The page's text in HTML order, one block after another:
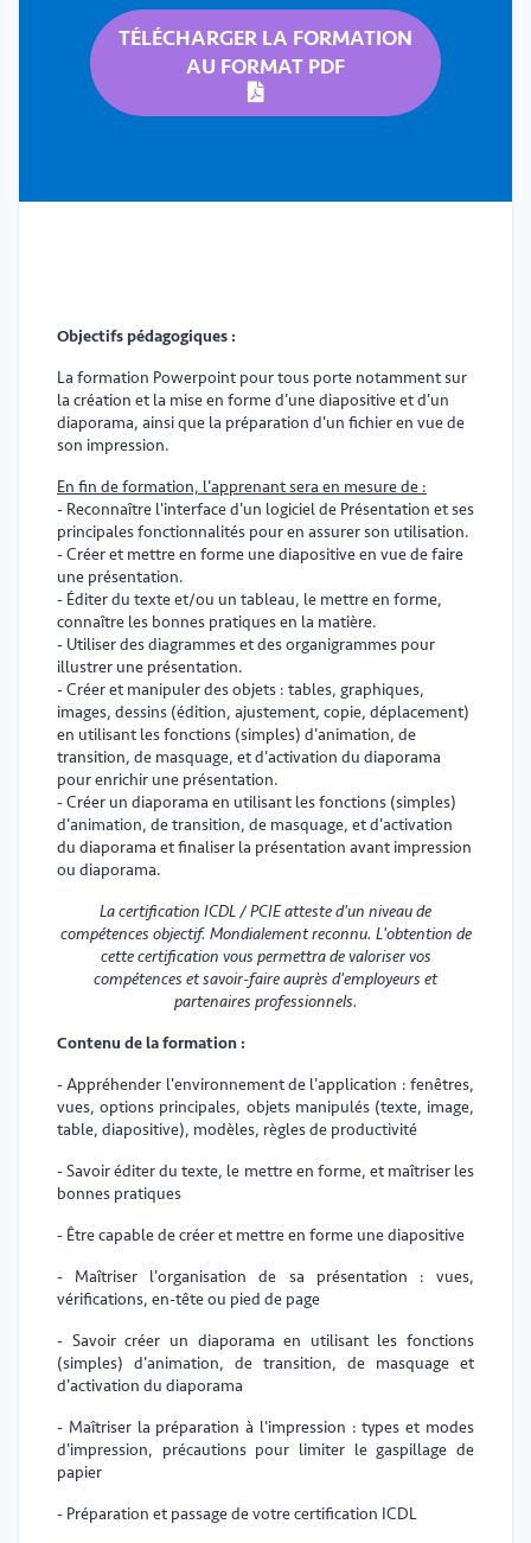
TÉLÉCHARGER LA FORMATION
AU FORMAT PDF
Objectifs pédagogiques :
La formation Powerpoint pour tous porte notamment sur
la création et la mise en forme d'une diapositive et d'un
diaporama, ainsi que la préparation d'un fichier en vue de
son impression.
En fin de formation, l'apprenant sera en mesure de :
- Reconnaître l'interface d'un logiciel de Présentation et ses
principales fonctionnalités pour en assurer son utilisation.
- Créer et mettre en forme une diapositive en vue de faire
une présentation.
- Éditer du texte et/ou un tableau, le mettre en forme,
connaître les bonnes pratiques en la matière.
- Utiliser des diagrammes et des organigrammes pour
illustrer une présentation.
- Créer et manipuler des objets : tables, graphiques,
images, dessins (édition, ajustement, copie, déplacement)
en utilisant les fonctions (simples) d'animation, de
transition, de masquage, et d'activation du diaporama
pour enrichir une présentation.
- Créer un diaporama en utilisant les fonctions (simples)
d'animation, de transition, de masquage, et d'activation
du diaporama et finaliser la présentation avant impression
ou diaporama.
La certification ICDL / PCIE atteste d'un niveau de
compétences objectif. Mondialement reconnu. L'obtention de
cette certification vous permettra de valoriser vos
compétences et savoir-faire auprès d'employeurs et
partenaires professionnels.
Contenu de la formation :
- Appréhender l'environnement de l'application : fenêtres,
vues, options principales, objets manipulés (texte, image,
table, diapositive), modèles, règles de productivité
- Savoir éditer du texte, le mettre en forme, et maîtriser les
bonnes pratiques
- Être capable de créer et mettre en forme une diapositive
- Maîtriser l'organisation de sa présentation : vues,
vérifications, en-tête ou pied de page
- Savoir créer un diaporama en utilisant les fonctions
(simples) d'animation, de transition, de masquage et
d'activation du diaporama
- Maîtriser la préparation à l'impression : types et modes
d'impression, précautions pour limiter le gaspillage de
papier
- Préparation et passage de votre certification ICDL